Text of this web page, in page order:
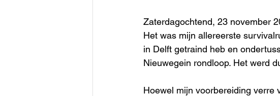
Zaterdagochtend, 23 november
Het was mijn allereerste
in Delft getraind heb en
Nieuwegein rondloop. Het werd
Hoewel mijn voorbereiding verre